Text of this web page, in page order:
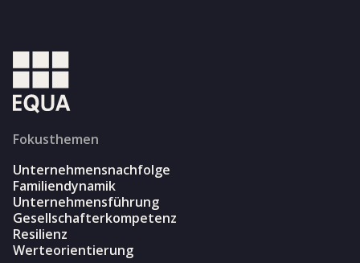
Fokusthemen
Unternehmensnachfolge
Familiendynamik
Unternehmensführung
Gesellschafterkompetenz
Resilienz
Werteorientierung